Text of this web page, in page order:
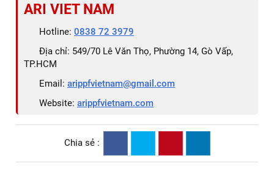
ARI VIET NAM
Hotline: 0838 72 3979
Địa chỉ: 549/70 Lê Văn Thọ, Phường 14, Gò Vấp,
TP.HCM
Email: arippfvietnam@gmail.com
Website: arippfvietnam.com
Chia sẻ :